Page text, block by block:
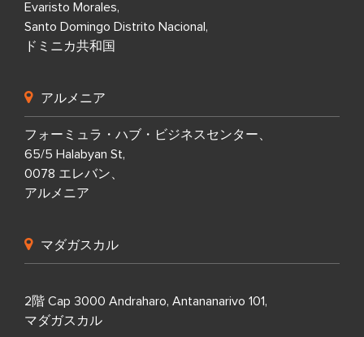
Evaristo Morales,
Santo Domingo Distrito Nacional,
ドミニカ共和国
アルメニア
フォーミュラ・ハブ・ビジネスセンター、
65/5 Halabyan St,
0078 エレバン、
アルメニア
マダガスカル
2階 Cap 3000 Andraharo, Antananarivo 101,
マダガスカル